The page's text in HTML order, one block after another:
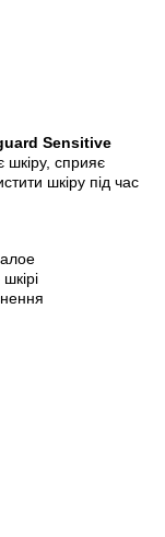
Sensitive
шкіру, сприяє
шкіру під час